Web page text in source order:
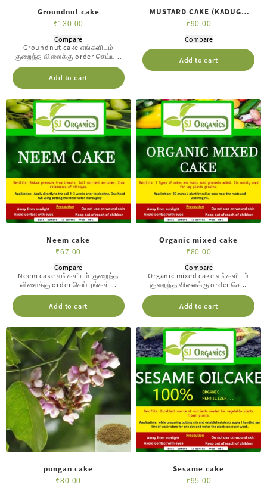
Groundnut cake
₹130.00
Groundnut cake எங்களிடம்
குறைந்த விலைக்கு order செய்யு ..
Add to cart
Compare
MUSTARD CAKE (KADUGU
PUNNAKU)
₹90.00
Add to cart
Compare
Neem cake
₹67.00
Neem cake எங்களிடம் குறைந்த
விலைக்கு order செய்யுங்கள் ..
Add to cart
Compare
Organic mixed cake
₹80.00
Organic mixed cake எங்களிடம்
குறைந்த விலைக்கு order செ ..
Add to cart
Compare
pungan cake
₹80.00
Sesame cake
₹95.00